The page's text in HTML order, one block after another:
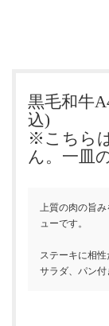
黒毛和牛
※こちら
ん。一皿
上質の肉の旨
ューです。
ステーキに相性
サラダ、パン付